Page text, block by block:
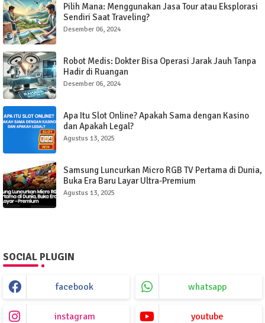
Pilih Mana: Menggunakan Jasa Tour atau Eksplorasi
Sendiri Saat Traveling?
Desember 06, 2024
Robot Medis: Dokter Bisa Operasi Jarak Jauh Tanpa
Hadir di Ruangan
Desember 06, 2024
Apa Itu Slot Online? Apakah Sama dengan Kasino
dan Apakah Legal?
Agustus 13, 2025
Samsung Luncurkan Micro RGB TV Pertama di Dunia,
Buka Era Baru Layar Ultra-Premium
Agustus 13, 2025
SOCIAL PLUGIN
facebook whatsapp
instagram youtube